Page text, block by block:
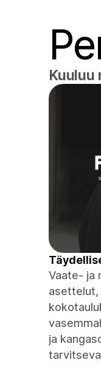
Kuuluu
Vaate- ja
ja